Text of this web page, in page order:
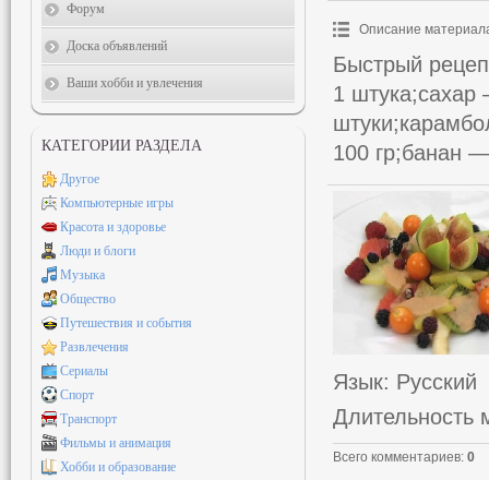
Описание
Быстрый
1
100 гр;банан
Язык: Русский
Длительность
Всего комментариев: 0
Форум
Доска объявлений
Ваши хобби и увлечения
КАТЕГОРИИ РАЗДЕЛА
Другое
Компьютерные игры
Красота и здоровье
Люди и блоги
Музыка
Общество
Путешествия и события
Развлечения
Сериалы
Спорт
Транспорт
Фильмы и анимация
Хобби и образование